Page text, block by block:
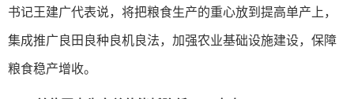
书记王建广代表说，将把粮食生产的重心放到提高单产上，
集成推广良田良种良机良法，加强农业基础设施建设，保障
粮食稳产增收。